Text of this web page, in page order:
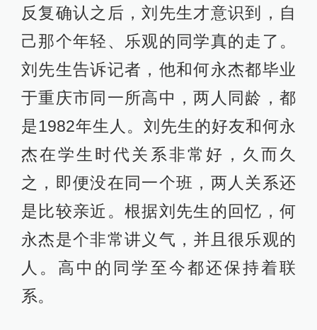
反复确认之后，刘先生才意识到，自
己那个年轻、乐观的同学真的走了。
刘先生告诉记者，他和何永杰都毕业
于重庆市同一所高中，两人同龄，都
是1982年生人。刘先生的好友和何永
杰在学生时代关系非常好，久而久
之，即便没在同一个班，两人关系还
是比较亲近。根据刘先生的回忆，何
永杰是个非常讲义气，并且很乐观的
人。高中的同学至今都还保持着联
系。